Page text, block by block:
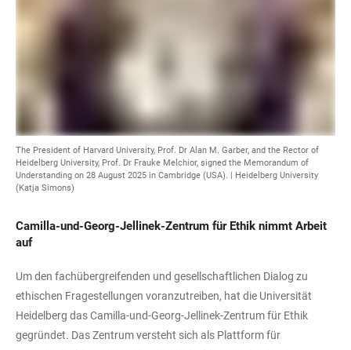
The President of Harvard University, Prof. Dr Alan M. Garber, and the Rector of
Heidelberg University, Prof. Dr Frauke Melchior, signed the Memorandum of
Understanding on 28 August 2025 in Cambridge (USA). | Heidelberg University
(Katja Simons)
Camilla-und-Georg-Jellinek-Zentrum für Ethik nimmt Arbeit
auf
Um den fachübergreifenden und gesellschaftlichen Dialog zu
ethischen Fragestellungen voranzutreiben, hat die Universität
Heidelberg das Camilla-und-Georg-Jellinek-Zentrum für Ethik
gegründet. Das Zentrum versteht sich als Plattform für